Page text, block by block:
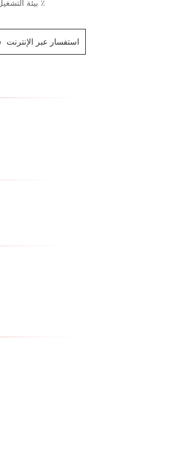
بيئة التشغيل: 20 ~ 30 ℃ / الرطوبة: 35 ٪ ~ 65 ٪
استفسار عبر الإنترنت